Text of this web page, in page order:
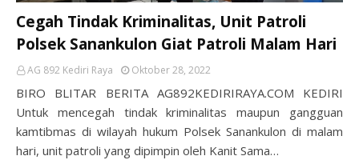
Cegah Tindak Kriminalitas, Unit Patroli
Polsek Sanankulon Giat Patroli Malam Hari
AG 892 Kediri Raya Oktober 28, 2022
BIRO BLITAR BERITA AG892KEDIRIRAYA.COM KEDIRI
Untuk mencegah tindak kriminalitas maupun gangguan
kamtibmas di wilayah hukum Polsek Sanankulon di malam
hari, unit patroli yang dipimpin oleh Kanit Sama…